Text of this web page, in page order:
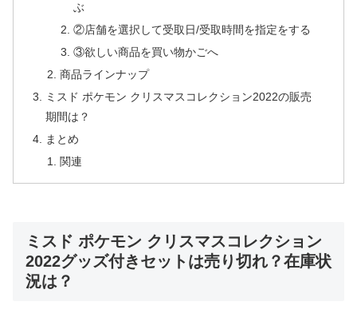
ぶ
②店舗を選択して受取日/受取時間を指定をする
③欲しい商品を買い物かごへ
商品ラインナップ
ミスド ポケモン クリスマスコレクション2022の販売
期間は？
まとめ
関連
ミスド ポケモン クリスマスコレクション
2022グッズ付きセットは売り切れ？在庫状
況は？